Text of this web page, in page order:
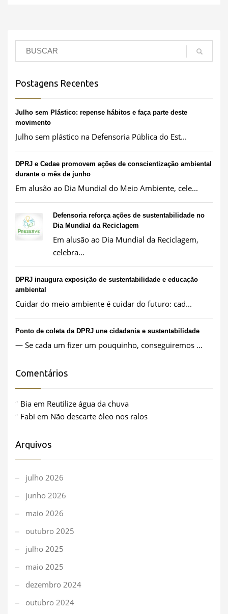
Postagens Recentes
Julho sem Plástico: repense hábitos e faça parte deste
movimento
Julho sem plástico na Defensoria Pública do Est...
DPRJ e Cedae promovem ações de conscientização ambiental
durante o mês de junho
Em alusão ao Dia Mundial do Meio Ambiente, cele...
Defensoria reforça ações de sustentabilidade no
Dia Mundial da Reciclagem
Em alusão ao Dia Mundial da Reciclagem,
celebra...
DPRJ inaugura exposição de sustentabilidade e educação
ambiental
Cuidar do meio ambiente é cuidar do futuro: cad...
Ponto de coleta da DPRJ une cidadania e sustentabilidade
— Se cada um fizer um pouquinho, conseguiremos ...
Comentários
Bia em Reutilize água da chuva
Fabi em Não descarte óleo nos ralos
Arquivos
julho 2026
junho 2026
maio 2026
outubro 2025
julho 2025
maio 2025
dezembro 2024
outubro 2024